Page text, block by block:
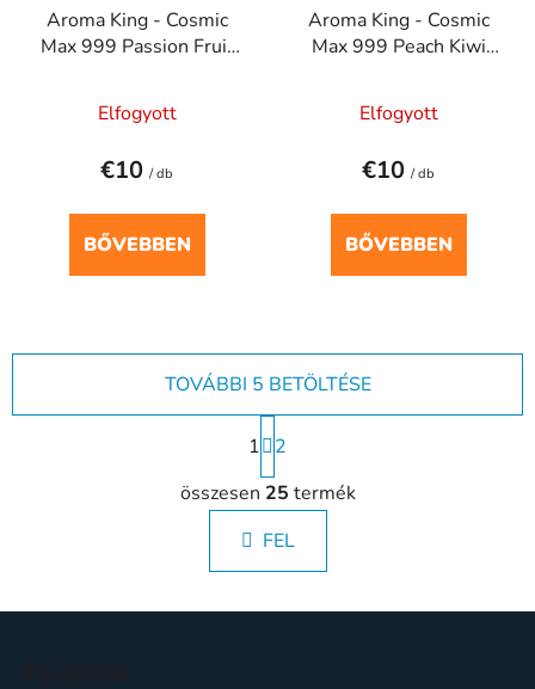
Aroma King - Cosmic
Max 999 Passion Fruit
Elfogyott
€10 / db
BŐVEBBEN
Aroma King - Cosmic
Max 999 Peach Kiwi
Elfogyott
€10 / db
BŐVEBBEN
L
i
s
t
a
i
TOVÁBBI 5 BETÖLTÉSE
L
a
p
o
z
á
1
2
összesen 25 termék
FEL